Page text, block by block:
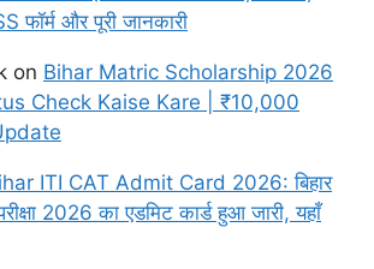
फॉर्म और पूरी जानकारी
on Bihar Matric Scholarship 2026
Check Kaise Kare | ₹10,000
ITI CAT Admit Card 2026: बिहार
2026 का एडमिट कार्ड हुआ जारी, यहाँ